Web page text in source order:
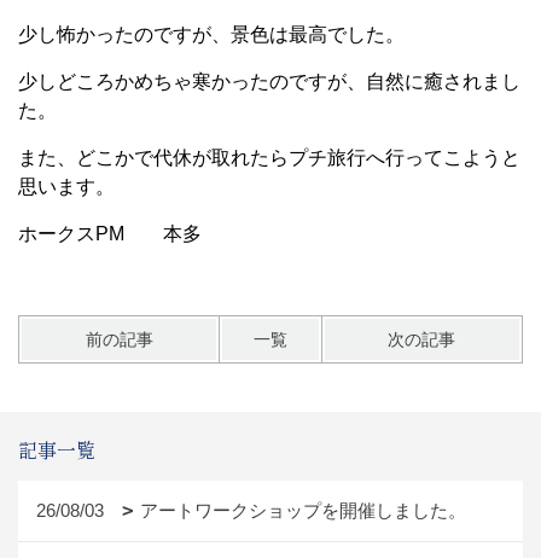
少し怖かったのですが、景色は最高でした。
少しどころかめちゃ寒かったのですが、自然に癒されまし
た。
また、どこかで代休が取れたらプチ旅行へ行ってこようと
思います。
ホークスPM 本多
前の記事 一覧 次の記事
記事一覧
26/08/03 アートワークショップを開催しました。